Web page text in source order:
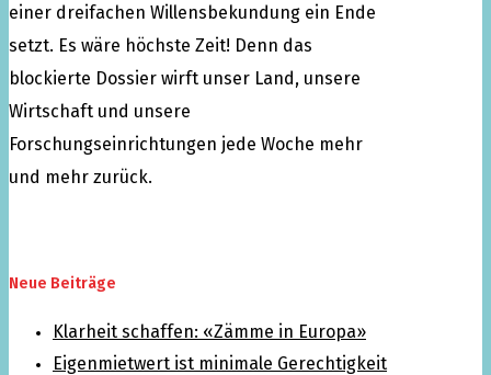
einer dreifachen Willensbekundung ein Ende
setzt. Es wäre höchste Zeit! Denn das
blockierte Dossier wirft unser Land, unsere
Wirtschaft und unsere
Forschungseinrichtungen jede Woche mehr
und mehr zurück.
Neue Beiträge
Klarheit schaffen: «Zämme in Europa»
Eigenmietwert ist minimale Gerechtigkeit